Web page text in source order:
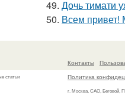
49. Дочь тимати
50. Всем привет!
статьи
Контакты
Политика
г. Москва, САО, Беговой,